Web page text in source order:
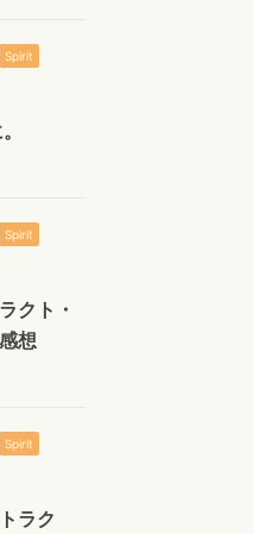
Spirit
Spirit
クト・
想
Spirit
ラク